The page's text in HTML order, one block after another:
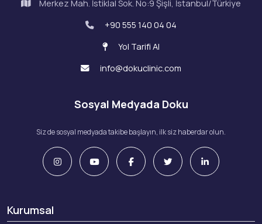
Merkez Mah. İstiklal Sok. No:9 Şişli, İstanbul/Türkiye
+90 555 140 04 04
Yol Tarifi Al
info@dokuclinic.com
Sosyal Medyada Doku
Siz de sosyal medyada takibe başlayın, ilk siz haberdar olun.
Kurumsal